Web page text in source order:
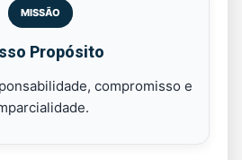
MISSÃO
Propósito
compromisso e